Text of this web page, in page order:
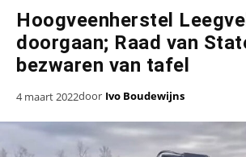
Hoogveenherstel
doorgaan; Raad van
bezwaren van tafel
4 maart 2022door Ivo Boudewijns